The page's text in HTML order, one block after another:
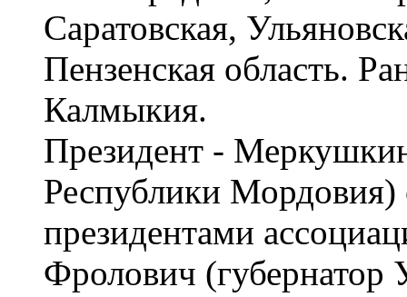
Саратовская,
Пензенская область.
Калмыкия.
Президент -
Республики
президентами
Фролович (губернатор